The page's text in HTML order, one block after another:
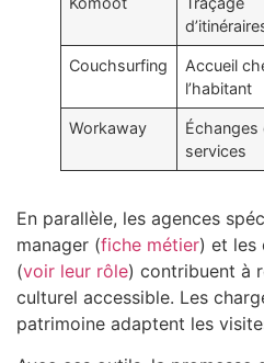
Couchsurfing
Accueil
l’habitant
Workaway
Échanges
services
En parallèle, les agences
manager (fiche métier) et les
(voir leur rôle) contribuent à
culturel accessible. Les
patrimoine adaptent les